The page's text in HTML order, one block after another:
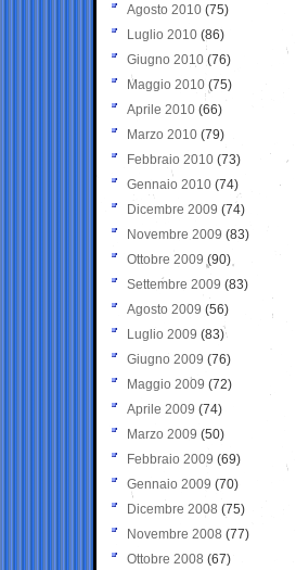
Agosto 2010 (75)
Luglio 2010 (86)
Giugno 2010 (76)
Maggio 2010 (75)
Aprile 2010 (66)
Marzo 2010 (79)
Febbraio 2010 (73)
Gennaio 2010 (74)
Dicembre 2009 (74)
Novembre 2009 (83)
Ottobre 2009 (90)
Settembre 2009 (83)
Agosto 2009 (56)
Luglio 2009 (83)
Giugno 2009 (76)
Maggio 2009 (72)
Aprile 2009 (74)
Marzo 2009 (50)
Febbraio 2009 (69)
Gennaio 2009 (70)
Dicembre 2008 (75)
Novembre 2008 (77)
Ottobre 2008 (67)